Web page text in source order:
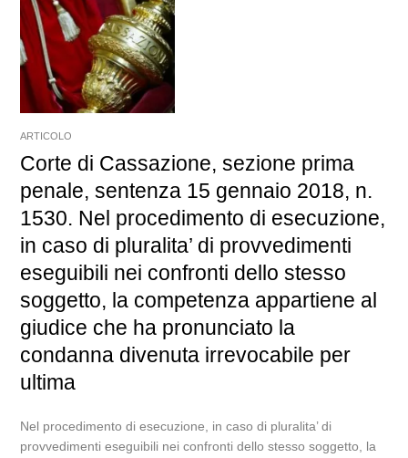
ARTICOLO
Corte di Cassazione, sezione prima
penale, sentenza 15 gennaio 2018, n.
1530. Nel procedimento di esecuzione,
in caso di pluralita’ di provvedimenti
eseguibili nei confronti dello stesso
soggetto, la competenza appartiene al
giudice che ha pronunciato la
condanna divenuta irrevocabile per
ultima
Nel procedimento di esecuzione, in caso di pluralita’ di
provvedimenti eseguibili nei confronti dello stesso soggetto, la